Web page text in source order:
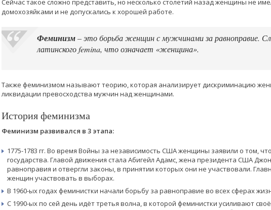
Сейчас такое сложно представить, но несколько столетий назад женщины не
домохозяйками и не допускались к хорошей работе.
Феминизм– это борьба женщин с мужчинами за равноправие.
латинского femina, что означает «женщина».
Также феминизмом называют теорию, которая анализирует дискриминацию
ликвидации превосходства мужчин над женщинами.
История феминизма
Феминизм развивался в 3 этапа:
1775-1783 гг. Во время Войны за независимость США женщины заявили о том,
государства. Главой движения стала Абигейл Адамс, жена президента США
равноправия и отвергли законы, в принятии которых они не участвовали.
женщин участвовать в выборах.
В 1960-ых годах феминистки начали борьбу за равноправие во всех сферах
С 1990-ых по сей день идёт третья волна, в которой феминистки усиливают